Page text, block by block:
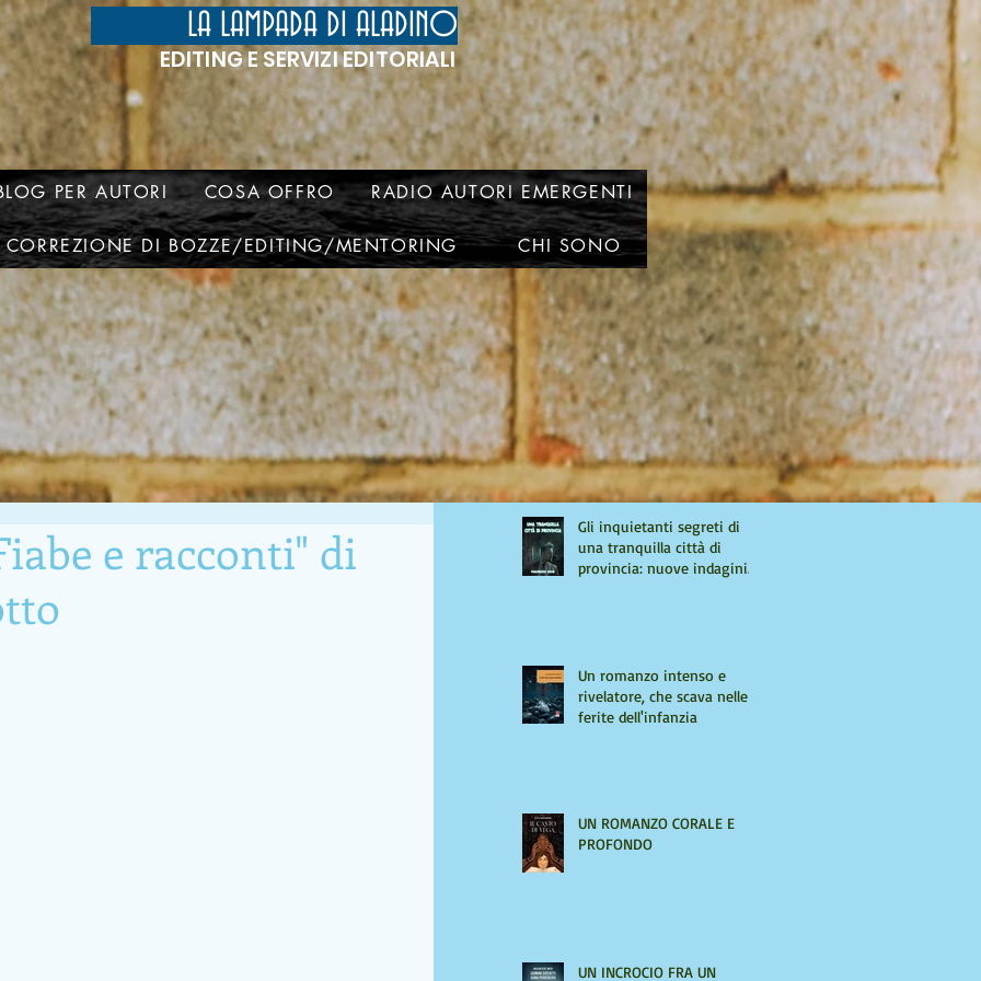
EDITING E SERVIZI EDITORIALI
LA LAMPADA DI ALADINO
PER AUTORI COSA OFFRO RADIO AUTORI EMERGENTI
CORREZIONE DI BOZZE/EDITING/MENTORING CHI SONO
e racconti" di
Gli inquietanti segreti di
una tranquilla città di
provincia: nuove indagini
Un romanzo intenso e
rivelatore, che scava nelle
ferite dell'infanzia
UN ROMANZO CORALE E
PROFONDO
UN INCROCIO FRA UN